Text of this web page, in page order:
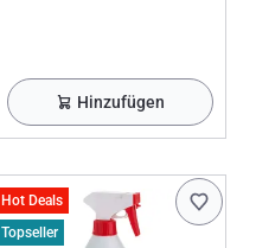
Hinzufügen
Hot Deals
Topseller